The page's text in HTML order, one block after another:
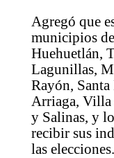
Agregó que
municipios
Huehuetlán,
Lagunillas,
Rayón,
Arriaga, Villa
y Salinas, y
recibir sus
las elecciones.